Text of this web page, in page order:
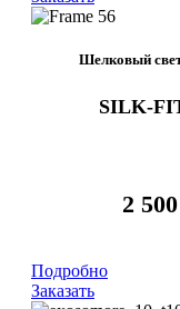
Шелковый
SILK-
2
Подробно
Заказать